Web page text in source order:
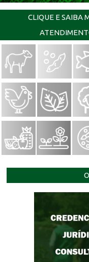
CLIQUE E SAIBA